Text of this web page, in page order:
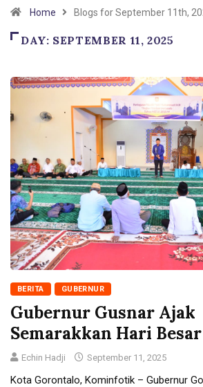
Home Blogs for September 11th,
DAY: SEPTEMBER 11, 2025
BERITA GUBERNUR
Gubernur Gusnar Ajak
Semarakkan Hari
Echin Hadji September 11, 2025
Kota Gorontalo, Kominfotik – Gubernur